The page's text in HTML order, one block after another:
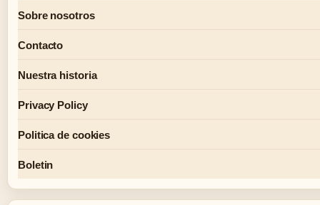
Sobre nosotros
Contacto
Nuestra historia
Privacy Policy
Politica de cookies
Boletin